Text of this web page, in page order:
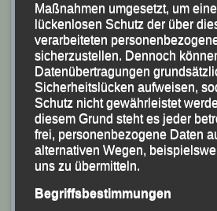
Siegfried Kapfer berichtet über
Höhepunkte
Bei den Deutschen Marathon-
Maßnahmen umgesetzt, um
lückenlosen Schutz der über
verarbeiteten
sicherzustellen. Dennoch
Datenübertragungen
Sicherheitslücken aufweisen,
Schutz nicht gewährleistet
diesem Grund steht es jeder
frei, personenbezogene Daten
alternativen Wegen,
uns zu übermitteln.
Begriffsbestimmungen